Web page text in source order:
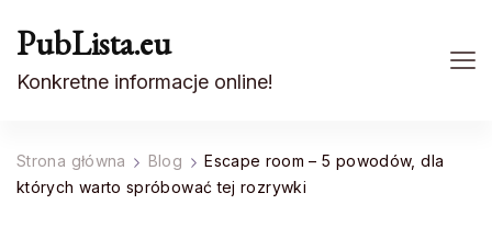
PubLista.eu
Konkretne informacje online!
Strona główna Blog
Escape room – 5 powodów, dla
których warto spróbować tej rozrywki